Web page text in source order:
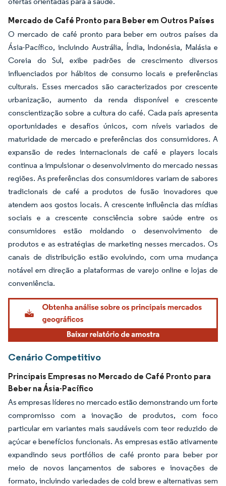
Mercado de Café Pronto para Beber em Outros Países
O mercado de café pronto para beber em outros países da
Ásia-Pacífico, incluindo Austrália, Índia, Indonésia, Malásia e
Coreia do Sul, exibe padrões de crescimento diversos
influenciados por hábitos de consumo locais e preferências
culturais. Esses mercados são caracterizados por crescente
urbanização, aumento da renda disponível e crescente
conscientização sobre a cultura do café. Cada país apresenta
oportunidades e desafios únicos, com níveis variados de
maturidade de mercado e preferências dos consumidores. A
expansão de redes internacionais de café e players locais
continua a impulsionar o desenvolvimento do mercado nessas
regiões. As preferências dos consumidores variam de sabores
tradicionais de café a produtos de fusão inovadores que
atendem aos gostos locais. A crescente influência das mídias
sociais e a crescente consciência sobre saúde entre os
consumidores estão moldando o desenvolvimento de
produtos e as estratégias de marketing nesses mercados. Os
canais de distribuição estão evoluindo, com uma mudança
notável em direção a plataformas de varejo online e lojas de
conveniência.
Cenário Competitivo
Principais Empresas no Mercado de Café Pronto para
Beber na Ásia-Pacífico
As empresas líderes no mercado estão demonstrando um forte
compromisso com a inovação de produtos, com foco
particular em variantes mais saudáveis com teor reduzido de
açúcar e benefícios funcionais. As empresas estão ativamente
expandindo seus portfólios de café pronto para beber por
meio de novos lançamentos de sabores e inovações de
formato, incluindo variedades de cold brew e alternativas sem